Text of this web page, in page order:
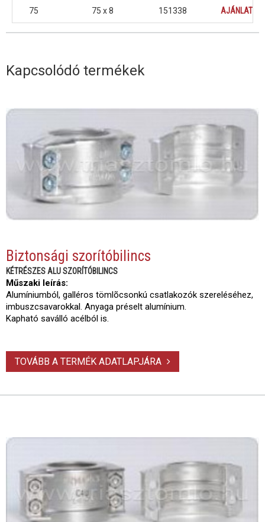
75 75 x 8 151338
Kapcsolódó termékek
Biztonsági szorítóbilincs
KÉTRÉSZES ALU SZORÍTÓBILINCS
Műszaki leírás:
Alumíniumból, galléros tömlõcsonkú csatlakozók szereléséhez,
imbuszcsavarokkal. Anyaga préselt alumínium.
Kapható saválló acélból is.
TOVÁBB A TERMÉK ADATLAPJÁRA